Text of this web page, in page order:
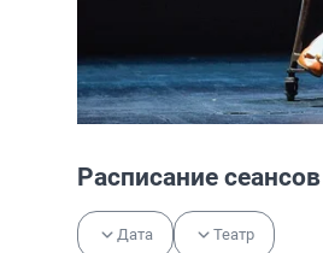
Расписание сеансов
Дата Театр